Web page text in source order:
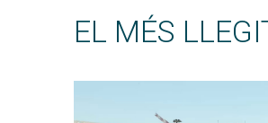
EL MÉS